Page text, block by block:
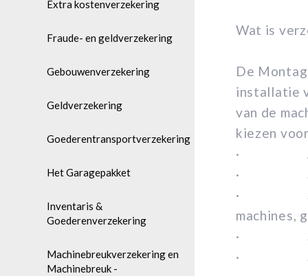
Extra kostenverzekering
Fraude- en geldverzekering
Gebouwenverzekering
Geldverzekering
Goederentransportverzekering
Het Garagepakket
Inventaris &
Goederenverzekering
Machinebreukverzekering en
Machinebreuk -
Wat is
De
installatie
van de
kiezen
·
·
·
machines,
·
·